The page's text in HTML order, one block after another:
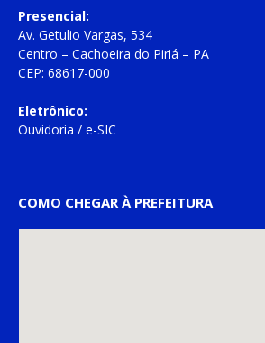
Presencial:
Av. Getulio Vargas, 534
Centro – Cachoeira do Piriá – PA
CEP: 68617-000
Eletrônico:
Ouvidoria / e-SIC
COMO CHEGAR À PREFEITURA